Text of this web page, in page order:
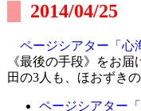
2014/04/25
ページシアター「心
《最後の手段》をお
田の3人も、ほおずき
ページシアター